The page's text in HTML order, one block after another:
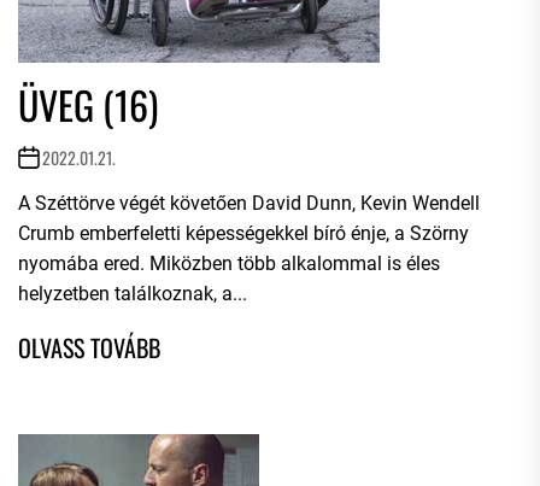
ÜVEG (16)
2022.01.21.
A Széttörve végét követően David Dunn, Kevin Wendell
Crumb emberfeletti képességekkel bíró énje, a Szörny
nyomába ered. Miközben több alkalommal is éles
helyzetben találkoznak, a...